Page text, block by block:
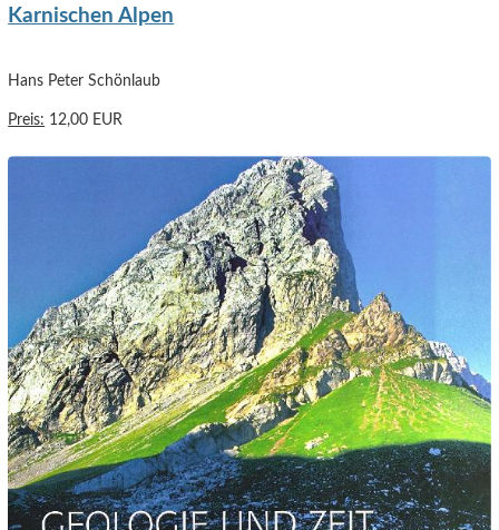
Karnischen Alpen
Hans Peter Schönlaub
Preis: 12,00 EUR